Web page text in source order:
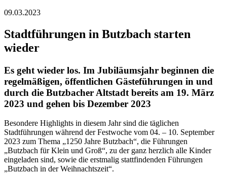
09.03.2023
Stadtführungen in Butzbach starten
wieder
Es geht wieder los. Im Jubiläumsjahr beginnen die
regelmäßigen, öffentlichen Gästeführungen in und
durch die Butzbacher Altstadt bereits am 19. März
2023 und gehen bis Dezember 2023
Besondere Highlights in diesem Jahr sind die täglichen
Stadtführungen während der Festwoche vom 04. – 10. September
2023 zum Thema „1250 Jahre Butzbach“, die Führungen
„Butzbach für Klein und Groß“, zu der ganz herzlich alle Kinder
eingeladen sind, sowie die erstmalig stattfindenden Führungen
„Butzbach in der Weihnachtszeit“.